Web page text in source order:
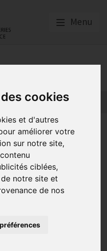
cookies
et d'autres
améliorer votre
sur notre site,
ciblées,
notre site et
de nos
Menu
: prix
titres
loi